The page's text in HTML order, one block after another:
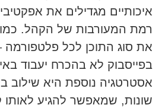
איכותיים מגדילים את
רמת המעורבות של הקהל. כמו
את סוג התוכן לכל פלטפורמה
בפייסבוק לא בהכרח יעבוד
אסטרטגיה נוספת היא שילוב
שונות, שמאפשר להגיע לאותו